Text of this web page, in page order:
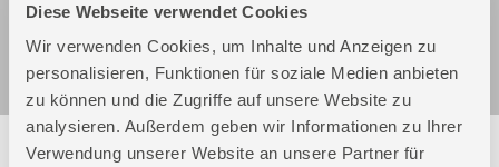
Diese Webseite verwendet Cookies
Wir verwenden Cookies, um Inhalte und Anzeigen zu
personalisieren, Funktionen für soziale Medien anbieten
zu können und die Zugriffe auf unsere Website zu
analysieren. Außerdem geben wir Informationen zu Ihrer
Verwendung unserer Website an unsere Partner für
Akku Ventilator V 18-201-05
Art.-Nr.: 58422
Folgende Artikel sind nicht mehr in unserem